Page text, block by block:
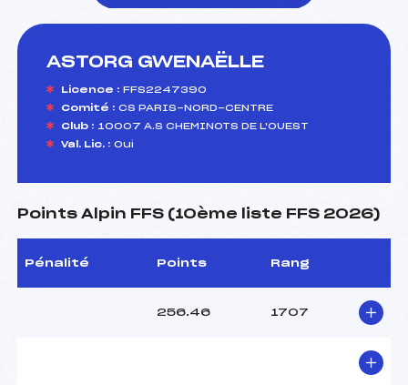
ASTORG GWENAËLLE
Licence : FFS2247390
Comité : CS PARIS-NORD-CENTRE
Club : 10007 A.S CHEMINOTS DE L'OUEST
Val. Lic. : Oui
Points Alpin FFS (10ème liste FFS 2026)
Pénalité Points Rang
256.46 1707